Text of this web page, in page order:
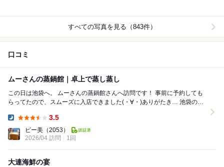
すべての写真を見る（843件）
口コミ
ムーさんの蒸鍋館｜卓上で蒸し蒸し
この日は池袋へ。 ムーさんの蒸鍋館さんへ訪問です！ 事前に予約しても
らってたので、スムーズに入店できました(・∀・)ありがたき… 池袋の西
3.5
ビー美 （2053）
2026/04 訪問
1回
大連海鮮の宴